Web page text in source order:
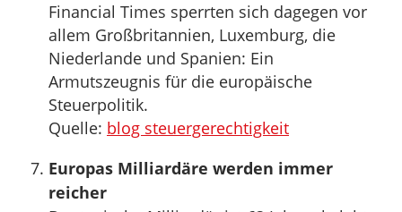
Financial Times sperrten sich dagegen vor
allem Großbritannien, Luxemburg, die
Niederlande und Spanien: Ein
Armutszeugnis für die europäische
Steuerpolitik.
Quelle: blog steuergerechtigkeit
Europas Milliardäre werden immer
reicher